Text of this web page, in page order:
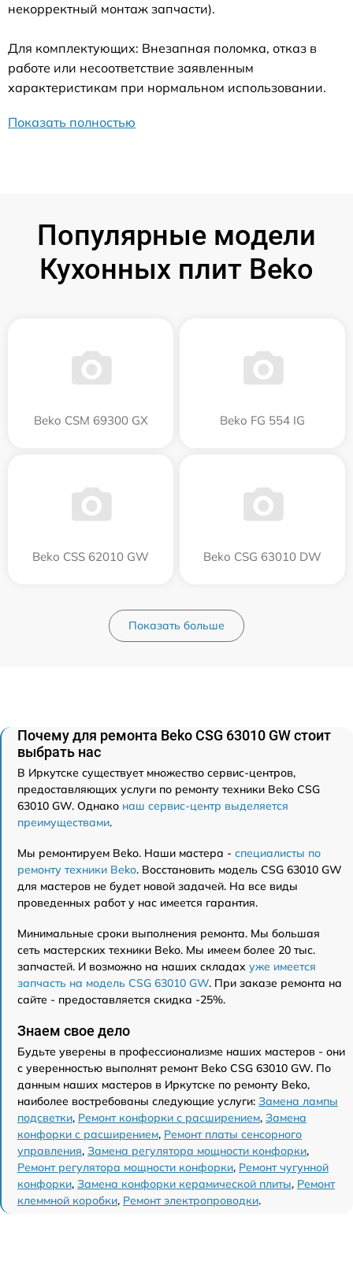
некорректный монтаж запчасти).
Для комплектующих: Внезапная поломка, отказ в
работе или несоответствие заявленным
характеристикам при нормальном использовании.
Показать полностью
Популярные модели
Кухонных плит Beko
Beko CSM 69300 GX Beko FG 554 IG
Beko CSS 62010 GW Beko CSG 63010 DW
Показать больше
Почему для ремонта Beko CSG 63010 GW стоит
выбрать нас
В Иркутске существует множество сервис-центров,
предоставляющих услуги по ремонту техники Beko CSG
63010 GW. Однако наш сервис-центр выделяется
преимуществами.
Мы ремонтируем Beko. Наши мастера - специалисты по
ремонту техники Beko. Восстановить модель CSG 63010 GW
для мастеров не будет новой задачей. На все виды
проведенных работ у нас имеется гарантия.
Минимальные сроки выполнения ремонта. Мы большая
сеть мастерских техники Beko. Мы имеем более 20 тыс.
запчастей. И возможно на наших складах уже имеется
запчасть на модель CSG 63010 GW. При заказе ремонта на
сайте - предоставляется скидка -25%.
Знаем свое дело
Будьте уверены в профессионализме наших мастеров - они
с уверенностью выполнят ремонт Beko CSG 63010 GW. По
данным наших мастеров в Иркутске по ремонту Beko,
наиболее востребованы следующие услуги: Замена лампы
подсветки, Ремонт конфорки с расширением, Замена
конфорки с расширением, Ремонт платы сенсорного
управления, Замена регулятора мощности конфорки,
Ремонт регулятора мощности конфорки, Ремонт чугунной
конфорки, Замена конфорки керамической плиты, Ремонт
клеммной коробки, Ремонт электропроводки.